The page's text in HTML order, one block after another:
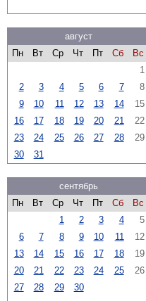
август
Пн
Вт Ср Чт Пт Сб
Вс
1
2
3 4 5 6 7
8
9
10 11 12 13 14
15
16
17 18 19 20 21
22
23
24 25 26 27 28
29
30
31
сентябрь
Пн
Вт Ср Чт Пт Сб
Вс
1
2 3 4
5
6
7 8 9 10 11
12
13
14 15 16 17 18
19
20
21 22 23 24 25
26
27
28 29 30